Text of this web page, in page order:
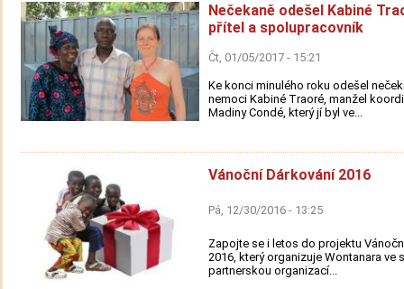
Nečekaně odešel Kabiné
přítel a spolupracovník
Čt, 01/05/2017 - 15:21
Ke konci minulého roku odešel
nemoci Kabiné Traoré, manžel
Madiny Condé, který jí byl ve...
Vánoční Dárkování 2016
Pá, 12/30/2016 - 13:25
Zapojte se i letos do projektu
2016, který organizuje Wontanara ve
partnerskou organizací...